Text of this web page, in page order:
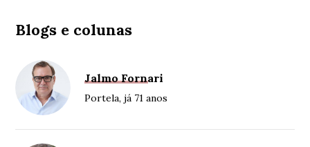
Blogs e colunas
Jalmo Fornari
Portela, já 71 anos